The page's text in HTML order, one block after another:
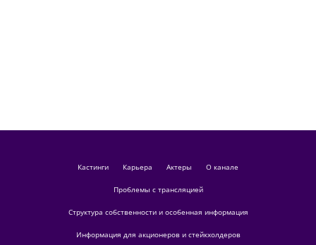
кастинги Карьера актеры О канале
Проблемы с трансляцией
Структура собственности и особенная информация
Информация для акционеров и стейкхолдеров